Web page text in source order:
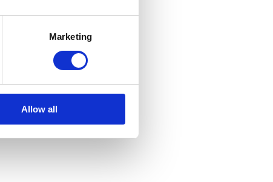
Marketing
Allow all